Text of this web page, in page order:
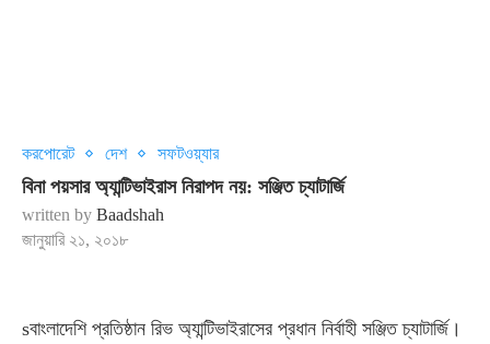
করপোরেট দেশ সফটওয়্যার
বিনা পয়সার অ্যান্টিভাইরাস নিরাপদ নয়: সঞ্জিত চ্যাটার্জি
written by Baadshah
জানুয়ারি ২১, ২০১৮
sবাংলাদেশি প্রতিষ্ঠান রিভ অ্যান্টিভাইরাসের প্রধান নির্বাহী সঞ্জিত চ্যাটার্জি।